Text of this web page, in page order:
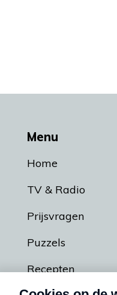
Menu
Home
TV & Radio
Prijsvragen
Puzzels
Recepten